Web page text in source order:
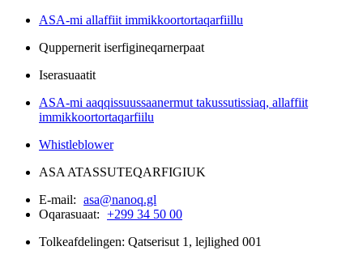
ASA-mi allaffiit immikkoortortaqarfiillu
Quppernerit iserfigineqarnerpaat
Iserasuaatit
ASA-mi aaqqissuussaanermut takussutissiaq, allaffiit
immikkoortortaqarfiilu
Whistleblower
ASA ATASSUTEQARFIGIUK
E-mail: asa@nanoq.gl
Oqarasuaat: +299 34 50 00
Tolkeafdelingen: Qatserisut 1, lejlighed 001